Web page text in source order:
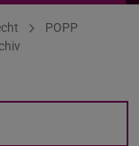
POPP